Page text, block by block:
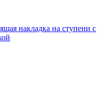
накладка на ступени с